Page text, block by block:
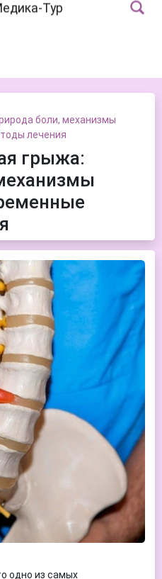
боли, механизмы
лечения
грыжа:
одно из самых